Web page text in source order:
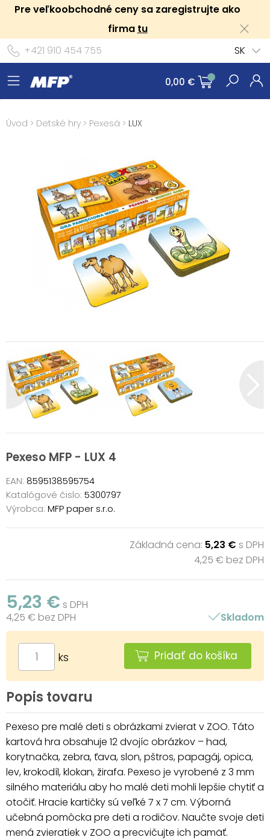
Pre veľkoobchodné ceny sa zaregistrujte ako
firma tu
+421 910 454 755
SK
0,00 €
Úvod > Detské hry > Pexesá > LUX
Pexeso MFP - LUX 4
EAN: 8595138595754
Katalógové čislo: 5300797
Výrobca: MFP paper s.r.o.
Základná cena: 5,23 € s DPH
4,25 € bez DPH
5,23 € s DPH
4,25 € bez DPH
Skladom
ks Pridať do košíka
Popis tovaru
Pexeso pre malé deti s obrázkami zvierat v ZOO. Táto
kartová hra obsahuje 12 dvojíc obrázkov – had,
korytnačka, zebra, ťava, slon, pštros, papagáj, opica,
lev, krokodíl, klokan, žirafa. Pexeso je vyrobené z 3 mm
silného materiálu aby ho malé deti mohli lepšie chytiť a
otočiť. Hracie kartičky sú veľké 7 x 7 cm. Výborná
učebná pomôcka pre deti a rodičov. Naučte svoje deti
mená zvieratiek v ZOO a precvičujte ich pamäť.